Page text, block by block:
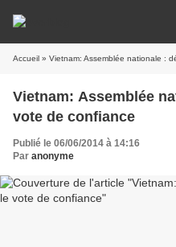
Accueil » Vietnam: Assemblée nationale :
Vietnam: Assemblée
vote de confiance
Publié le 06/06/2014 à 14:16
Par anonyme